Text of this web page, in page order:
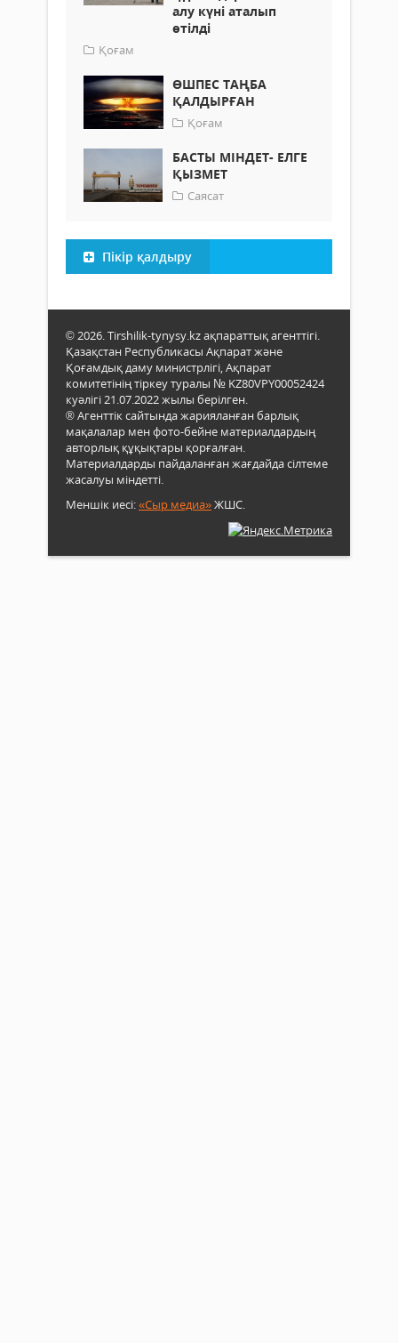
алу күні аталып
өтілді
Қоғам
ӨШПЕС ТАҢБА
ҚАЛДЫРҒАН
Қоғам
БАСТЫ МІНДЕТ- ЕЛГЕ
ҚЫЗМЕТ
Саясат
Пікір қалдыру
© 2026. Tirshilik-tynysy.kz ақпараттық агенттігі.
Қазақстан Республикасы Ақпарат және
Қоғамдық даму министрлігі, Ақпарат
комитетінің тіркеу туралы № KZ80VPY00052424
куәлігі 21.07.2022 жылы берілген.
® Агенттік сайтында жарияланған барлық
мақалалар мен фото-бейне материалдардың
авторлық құқықтары қорғалған.
Материалдарды пайдаланған жағдайда сілтеме
жасалуы міндетті.
Меншік иесі:«Сыр медиа»ЖШС.